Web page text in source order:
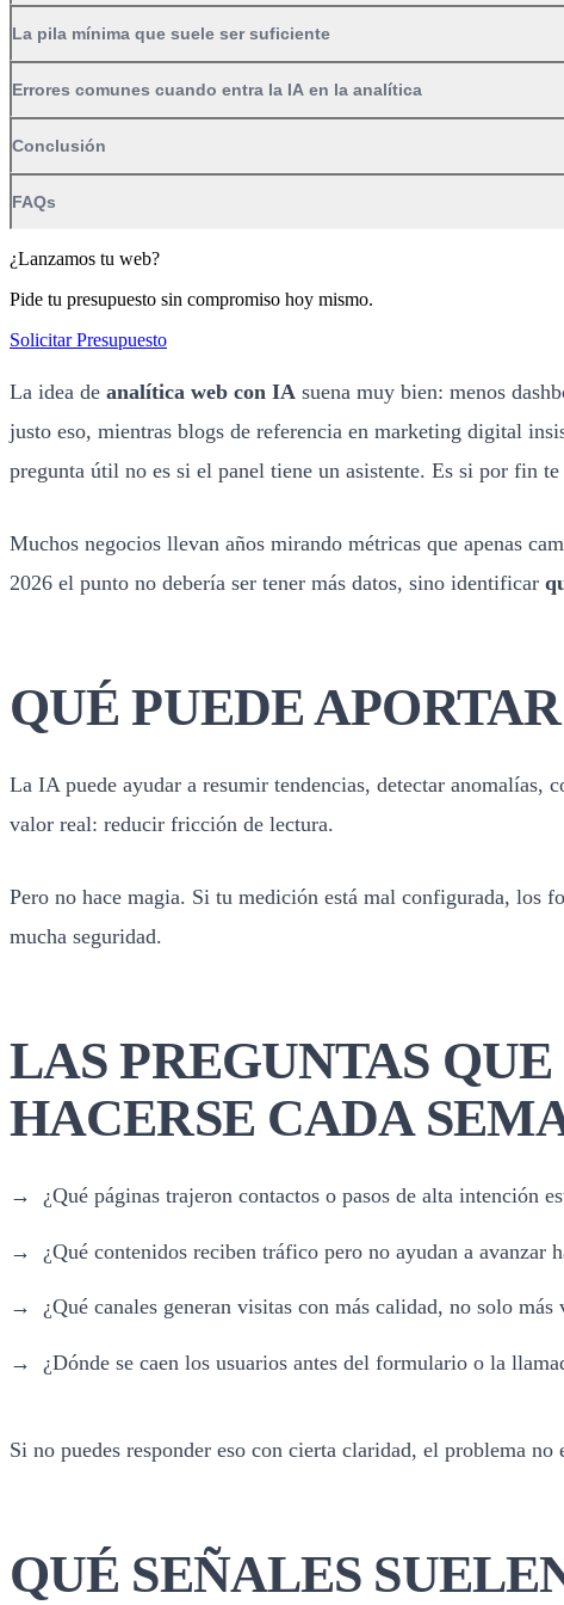
La pila mínima que suele ser suficiente
Errores comunes cuando entra la IA en la analítica
Conclusión
FAQs
¿Lanzamos tu web?
Pide tu presupuesto sin compromiso hoy mismo.
Solicitar Presupuesto
La idea de analítica web con IA suena muy bien: menos
justo eso, mientras blogs de referencia en marketing digital
pregunta útil no es si el panel tiene un asistente. Es si por fin
Muchos negocios llevan años mirando métricas que apenas
2026 el punto no debería ser tener más datos, sino identificar
QUÉ PUEDE
La IA puede ayudar a resumir tendencias, detectar anomalías,
valor real: reducir fricción de lectura.
Pero no hace magia. Si tu medición está mal configurada, los
mucha seguridad.
LAS PREGUNTAS
HACERSE CADA
¿Qué páginas trajeron contactos o pasos de alta intención
¿Qué contenidos reciben tráfico pero no ayudan a avanzar
¿Qué canales generan visitas con más calidad, no solo más
¿Dónde se caen los usuarios antes del formulario o la
Si no puedes responder eso con cierta claridad, el problema
QUÉ SEÑALES